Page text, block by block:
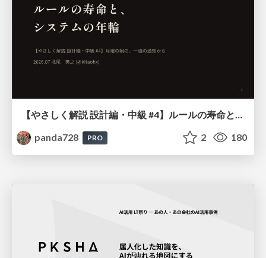
【やさしく解説 設計編・中級 #4】ルールの寿命と、システムの年輪
panda728
PRO 2 180